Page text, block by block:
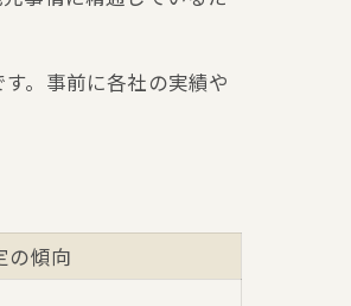
。事前に各社の実績や
の傾向